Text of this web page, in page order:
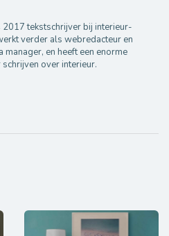
2017 tekstschrijver bij interieur-
verder als webredacteur en
manager, en heeft een enorme
over interieur.